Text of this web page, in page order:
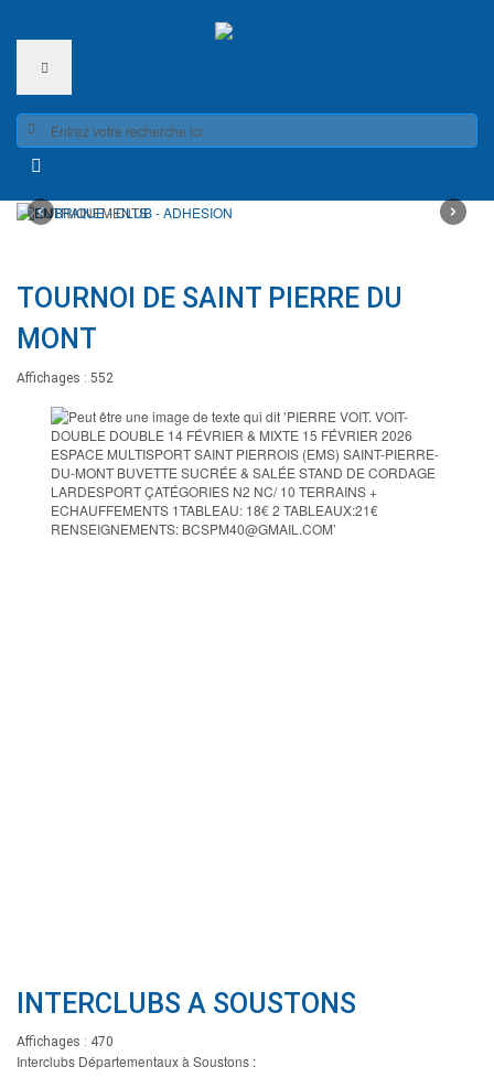
CLUB -
ADHESION
Voir les Horaires - rubrique Club
›
‹
TOURNOI DE SAINT PIERRE DU
MONT
Affichages : 552
INTERCLUBS A SOUSTONS
Affichages : 470
Interclubs Départementaux à Soustons :